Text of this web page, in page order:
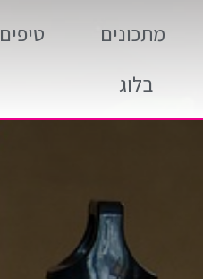
מתכונים טיפים
בלוג